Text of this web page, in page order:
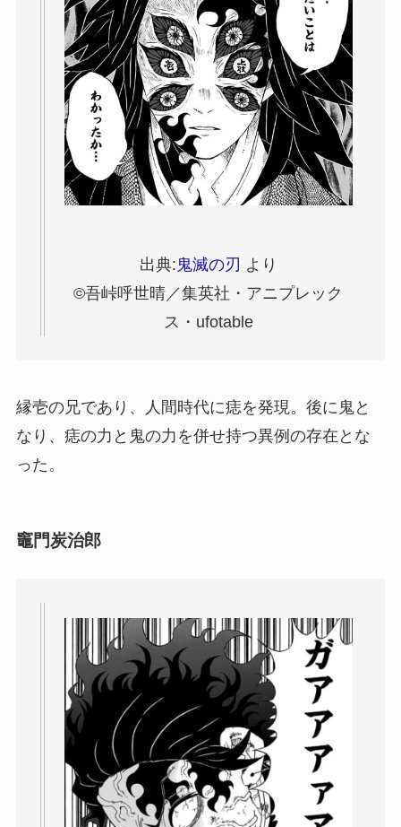
出典: 鬼滅の刃 より
©吾峠呼世晴／集英社・アニプレック
ス・ufotable
縁壱の兄であり、人間時代に痣を発現。後に鬼と
なり、痣の力と鬼の力を併せ持つ異例の存在とな
った。
竈門炭治郎